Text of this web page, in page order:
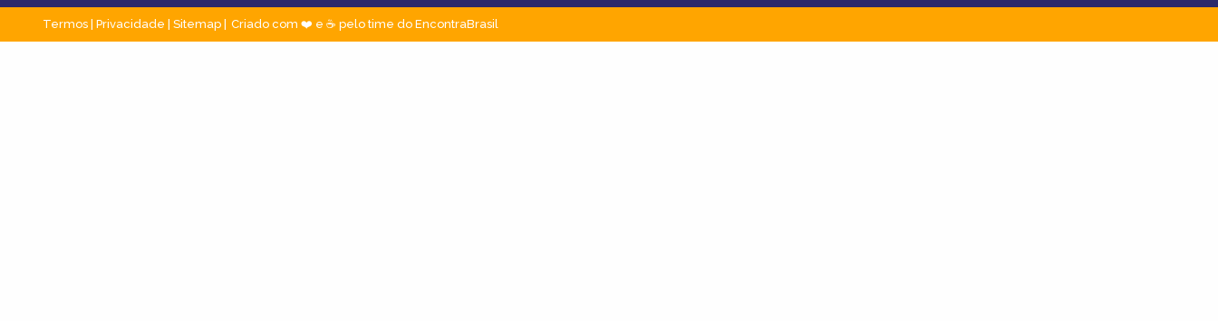
Termos Privacidade Sitemap Criado com ❤️ e ☕ pelo time do EncontraBrasil